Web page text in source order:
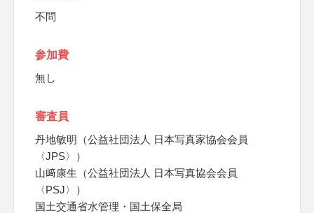
不問
参加費
無し
審査員
丹地敏明（公益社団法人 日本写真家協会会員
〈JPS〉）
山﨑康生（公益社団法人 日本写真協会会員
〈PSJ〉）
国土交通省水管理・国土保全局